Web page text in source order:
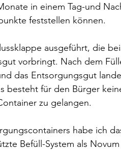
in einem Tag-und
feststellen können.
ausgeführt, die
vorbringt. Nach dem
das Entsorgungsgut
besteht für den Bürger
zu gelangen.
habe ich
Befüll-System als